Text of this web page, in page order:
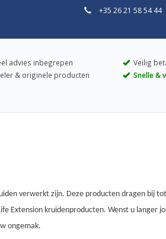
+35 26 21 58 54 44
advies inbegrepen
& originele producten
Veilig
Snelle &
verwerkt zijn. Deze producten dragen bij
Extension kruidenproducten. Wenst u
ongemak.